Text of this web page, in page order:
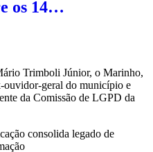
os 14…
Trimboli Júnior, o Marinho,
ouvidor-geral do município e
da Comissão de LGPD da